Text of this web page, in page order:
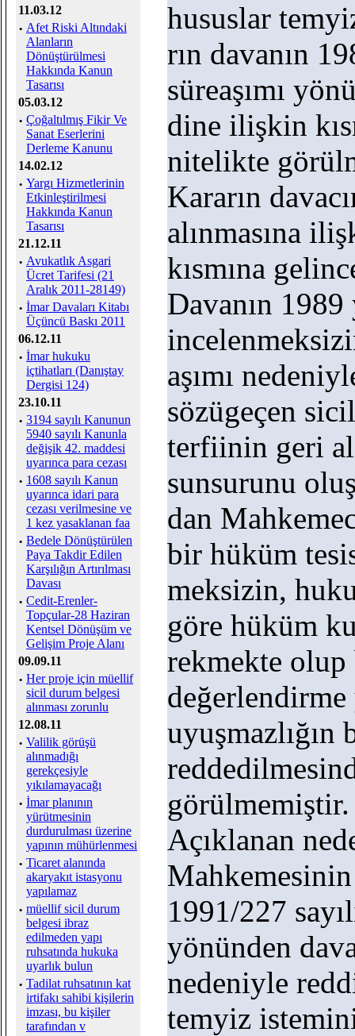
11.03.12
· Afet Riski Altındaki
Alanların
Dönüştürülmesi
Hakkında Kanun
Tasarısı
05.03.12
· Çoğaltılmış Fikir Ve
Sanat Eserlerini
Derleme Kanunu
14.02.12
· Yargı Hizmetlerinin
Etkinleştirilmesi
Hakkında Kanun
Tasarısı
21.12.11
· Avukatlık Asgari
Ücret Tarifesi (21
Aralık 2011-28149)
· İmar Davaları Kitabı
Üçüncü Baskı 2011
06.12.11
· İmar hukuku
içtihatları (Danıştay
Dergisi 124)
23.10.11
· 3194 sayılı Kanunun
5940 sayılı Kanunla
değişik 42. maddesi
uyarınca para cezası
· 1608 sayılı Kanun
uyarınca idari para
cezası verilmesine ve
1 kez yasaklanan faa
· Bedele Dönüştürülen
Paya Takdir Edilen
Karşılığın Artırılması
Davası
· Cedit-Erenler-
Topçular-28 Haziran
Kentsel Dönüşüm ve
Gelişim Proje Alanı
09.09.11
· Her proje için müellif
sicil durum belgesi
alınması zorunlu
12.08.11
· Valilik görüşü
alınmadığı
gerekçesiyle
yıkılamayacağı
· İmar planının
yürütmesinin
durdurulması üzerine
yapının mühürlenmesi
· Ticaret alanında
akaryakıt istasyonu
yapılamaz
· müellif sicil durum
belgesi ibraz
edilmeden yapı
ruhsatında hukuka
uyarlık bulun
· Tadilat ruhsatının kat
irtifakı sahibi kişilerin
imzası, bu kişiler
tarafından v
hususlar
rın davanın
süreaşımı
dine ilişkin
nitelikte
Kararın
alınmasına
kısmına
Davanın 1989
aşımı
sözügeçen
terfiinin geri
sunsurunu
dan
bir hüküm
meksizin,
göre hüküm
rekmekte
değerlendirme
uyuşmazlığın
görülmemiştir.
Açıklanan
1991/227
yönünden
nedeniyle
temyiz